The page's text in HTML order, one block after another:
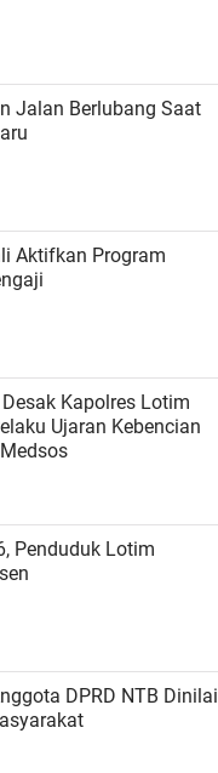
Jalan Berlubang Saat
Aktifkan Program
Kapolres Lotim
Ujaran Kebencian
Penduduk Lotim
DPRD NTB Dinilai